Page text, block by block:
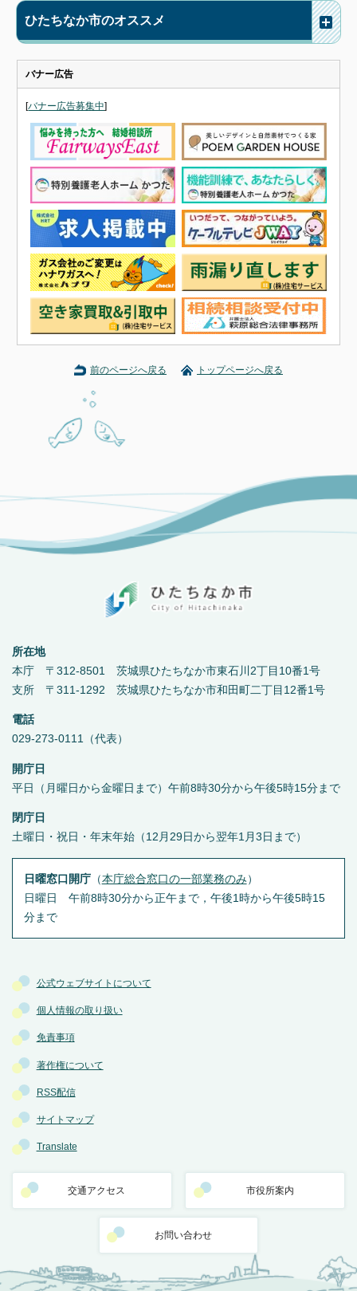
ひたちなか市のオススメ
バナー広告
[バナー広告募集中]
前のページへ戻る トップページへ戻る
公式ウェブサイトについて
個人情報の取り扱い
免責事項
著作権について
RSS配信
サイトマップ
Translate
交通アクセス 市役所案内
お問い合わせ
所在地
本庁 〒312-8501 茨城県ひたちなか市東石川2丁目10番1号
支所 〒311-1292 茨城県ひたちなか市和田町二丁目12番1号
電話
029-273-0111（代表）
開庁日
平日（月曜日から金曜日まで）午前8時30分から午後5時15分まで
閉庁日
土曜日・祝日・年末年始（12月29日から翌年1月3日まで）
日曜窓口開庁（本庁総合窓口の一部業務のみ ）
日曜日 午前8時30分から正午まで，午後1時から午後5時15
分まで